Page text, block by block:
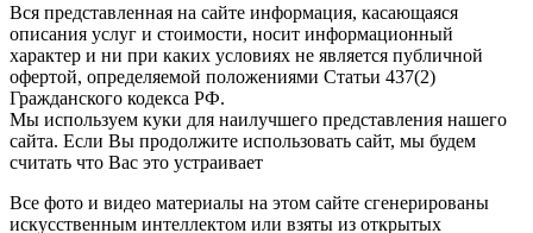
Вся представленная на сайте информация, касающаяся
описания услуг и стоимости, носит информационный
характер и ни при каких условиях не является публичной
офертой, определяемой положениями Статьи 437(2)
Гражданского кодекса РФ.
Мы используем куки для наилучшего представления нашего
сайта. Если Вы продолжите использовать сайт, мы будем
считать что Вас это устраивает
Все фото и видео материалы на этом сайте сгенерированы
искусственным интеллектом или взяты из открытых